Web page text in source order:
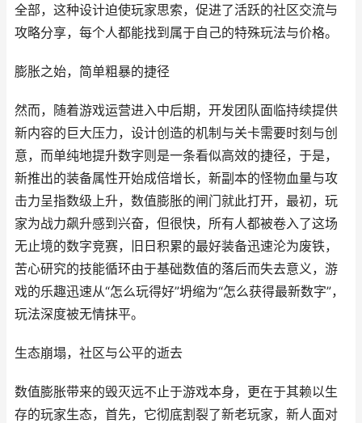
全部，这种设计迫使玩家思索，促进了活跃的社区交流与
攻略分享，每个人都能找到属于自己的特殊玩法与价格。
膨胀之始，简单粗暴的捷径
然而，随着游戏运营进入中后期，开发团队面临持续提供
新内容的巨大压力，设计创造的机制与关卡需要时刻与创
意，而单纯地提升数字则是一条看似高效的捷径，于是，
新推出的装备属性开始成倍增长，新副本的怪物血量与攻
击力呈指数级上升，数值膨胀的闸门就此打开，最初，玩
家为战力飙升感到兴奋，但很快，所有人都被卷入了这场
无止境的数字竞赛，旧日积累的最好装备迅速沦为废铁，
苦心研究的技能循环由于基础数值的落后而失去意义，游
戏的乐趣迅速从“怎么玩得好”坍缩为“怎么获得最新数字”，
玩法深度被无情抹平。
生态崩塌，社区与公平的逝去
数值膨胀带来的毁灭远不止于游戏本身，更在于其赖以生
存的玩家生态，首先，它彻底割裂了新老玩家，新人面对